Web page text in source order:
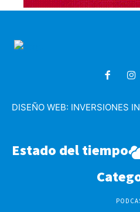
DISEÑO WEB: INVERSIONES
Estado del tiempo